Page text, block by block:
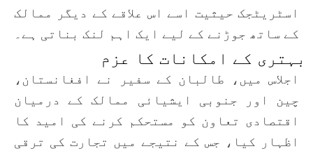
اسٹریٹجک حیثیت اسے اس علاقے کے دیگر ممالک
کے ساتھ جوڑنے کے لیے ایک اہم لنک بناتی ہے۔
بہتری کے امکانات کا عزم
اجلاس میں، طالبان کے سفیر نے افغانستان،
چین اور جنوبی ایشیائی ممالک کے درمیان
اقتصادی تعاون کو مستحکم کرنے کی امید کا
اظہار کیا، جس کے نتیجے میں تجارت کی ترقی